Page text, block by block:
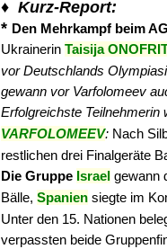
♦ Kurz-Report:
* Den Mehrkampf beim
Ukrainerin Taisija
vor Deutschlands
gewann vor Varfolomeev
Erfolgreichste Teilnehmerin
VARFOLOMEEV: Nach
restlichen drei Finalgeräte
Die Gruppe Israel gewann
Bälle, Spanien siegte im
Unter den 15. Nationen
verpassten beide